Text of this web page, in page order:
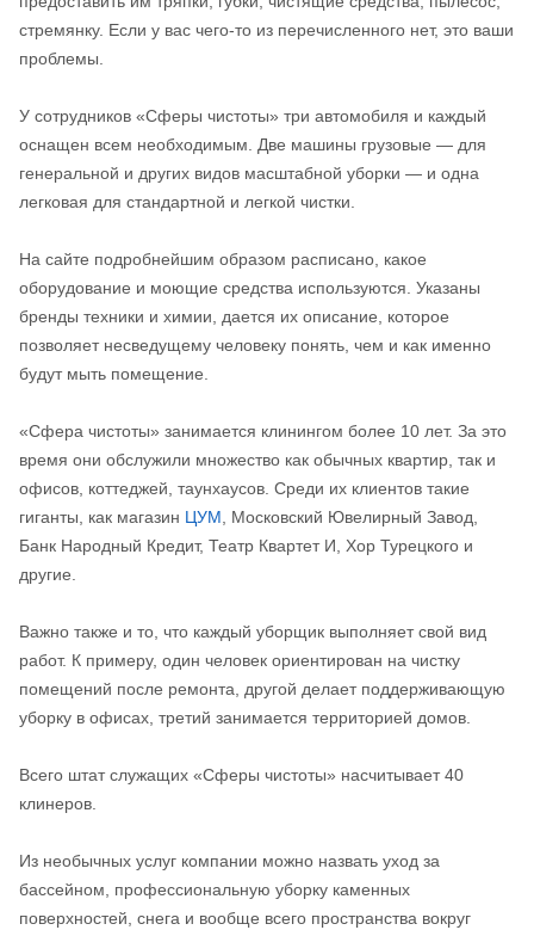
стремянку. Если у вас чего-то из перечисленного нет, это ваши
проблемы.
У сотрудников «Сферы чистоты» три автомобиля и каждый
оснащен всем необходимым. Две машины грузовые — для
генеральной и других видов масштабной уборки — и одна
легковая для стандартной и легкой чистки.
На сайте подробнейшим образом расписано, какое
оборудование и моющие средства используются. Указаны
бренды техники и химии, дается их описание, которое
позволяет несведущему человеку понять, чем и как именно
будут мыть помещение.
«Сфера чистоты» занимается клинингом более 10 лет. За это
время они обслужили множество как обычных квартир, так и
офисов, коттеджей, таунхаусов. Среди их клиентов такие
гиганты, как магазин ЦУМ, Московский Ювелирный Завод,
Банк Народный Кредит, Театр Квартет И, Хор Турецкого и
другие.
Важно также и то, что каждый уборщик выполняет свой вид
работ. К примеру, один человек ориентирован на чистку
помещений после ремонта, другой делает поддерживающую
уборку в офисах, третий занимается территорией домов.
Всего штат служащих «Сферы чистоты» насчитывает 40
клинеров.
Из необычных услуг компании можно назвать уход за
бассейном, профессиональную уборку каменных
поверхностей, снега и вообще всего пространства вокруг